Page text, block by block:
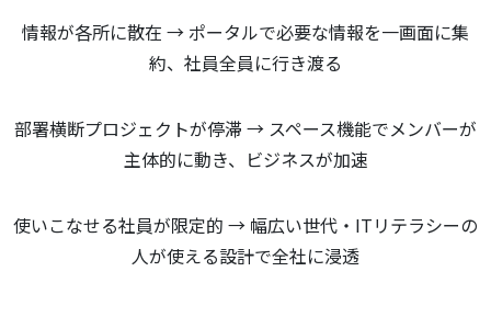
情報が各所に散在 → ポータルで必要な情報を一画面に集
約、社員全員に行き渡る
部署横断プロジェクトが停滞 → スペース機能でメンバーが
主体的に動き、ビジネスが加速
使いこなせる社員が限定的 → 幅広い世代・ITリテラシーの
人が使える設計で全社に浸透